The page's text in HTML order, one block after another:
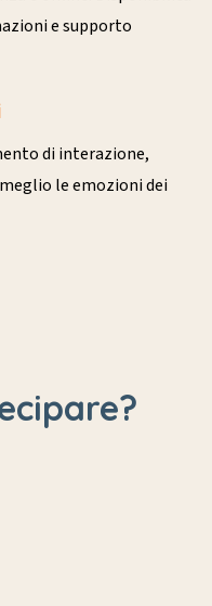
e supporto
di interazione,
le emozioni dei